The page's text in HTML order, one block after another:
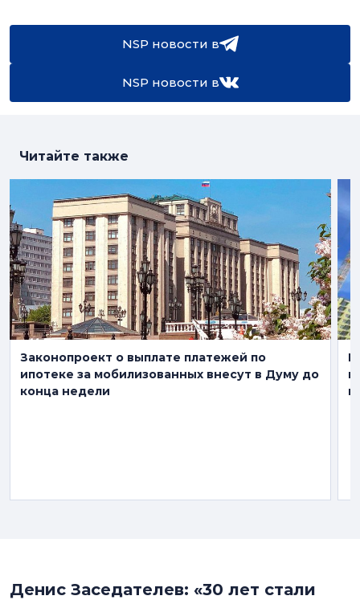
NSP новости в
NSP новости в
Читайте также
Законопроект о выплате платежей по
ипотеке за мобилизованных внесут в Думу до
конца недели
Денис Заседателев: «30 лет стали